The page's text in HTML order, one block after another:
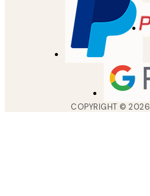
COPYRIGHT ©2026